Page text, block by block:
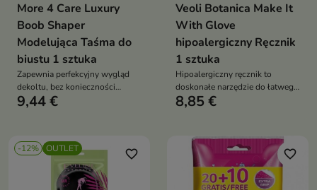
More 4 Care Luxury
Boob Shaper
Modelująca Taśma do
biustu 1 sztuka
Zapewnia perfekcyjny wygląd
dekoltu, bez konieczności
noszenia biustonosza
9,44 €
Veoli Botanica Make It
With Glove
hipoalergiczny Ręcznik
1 sztuka
Hipoalergiczny ręcznik to
doskonałe narzędzie do łatwego
usuwania pozostałości makijażu
8,85 €
-12% OUTLET favorite_border favorite_border